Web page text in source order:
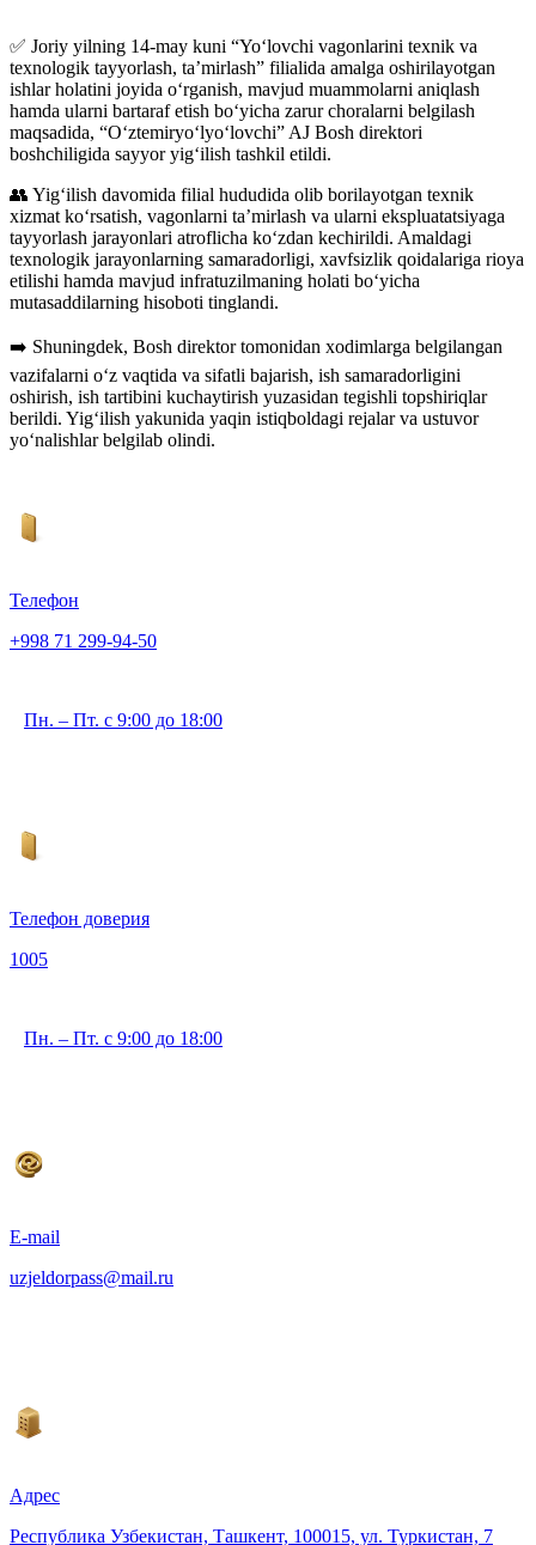
✅ Joriy yilning 14-may kuni “Yo‘lovchi vagonlarini texnik va
texnologik tayyorlash, ta’mirlash” filialida amalga oshirilayotgan
ishlar holatini joyida o‘rganish, mavjud muammolarni aniqlash
hamda ularni bartaraf etish bo‘yicha zarur choralarni belgilash
maqsadida, “O‘ztemiryo‘lyo‘lovchi” AJ Bosh direktori
boshchiligida sayyor yig‘ilish tashkil etildi.
👥 Yig‘ilish davomida filial hududida olib borilayotgan texnik
xizmat ko‘rsatish, vagonlarni ta’mirlash va ularni ekspluatatsiyaga
tayyorlash jarayonlari atroflicha ko‘zdan kechirildi. Amaldagi
texnologik jarayonlarning samaradorligi, xavfsizlik qoidalariga rioya
etilishi hamda mavjud infratuzilmaning holati bo‘yicha
mutasaddilarning hisoboti tinglandi.
➡️ Shuningdek, Bosh direktor tomonidan xodimlarga belgilangan
vazifalarni o‘z vaqtida va sifatli bajarish, ish samaradorligini
oshirish, ish tartibini kuchaytirish yuzasidan tegishli topshiriqlar
berildi. Yig‘ilish yakunida yaqin istiqboldagi rejalar va ustuvor
yo‘nalishlar belgilab olindi.
Телефон
+998 71 299-94-50
Пн. – Пт. с 9:00 до 18:00
Телефон доверия
1005
Пн. – Пт. с 9:00 до 18:00
E-mail
uzjeldorpass@mail.ru
Адрес
Республика Узбекистан, Ташкент, 100015, ул. Туркистан, 7